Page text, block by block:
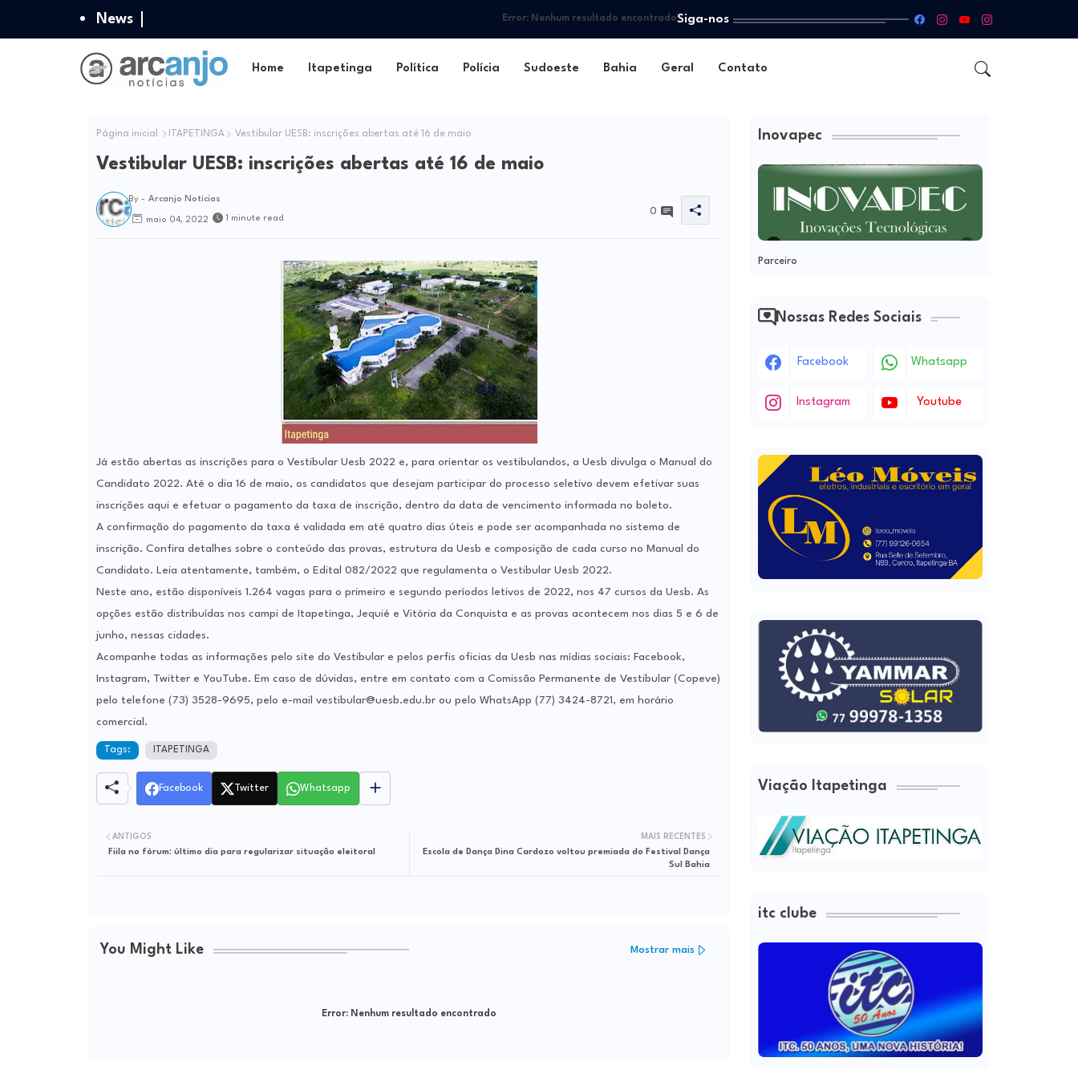
News Error:Nenhum resultado encontradoSiga-nos
Home Itapetinga Política Polícia Sudoeste Bahia Geral Contato
Página inicial ITAPETINGA Vestibular UESB: inscrições abertas até 16 de maio
Vestibular UESB: inscrições abertas até 16 de maio
By - Arcanjo Notícias
maio 04, 2022 1 minute read
0
Já estão abertas as inscrições para o Vestibular Uesb 2022 e, para orientar os vestibulandos, a Uesb divulga o Manual do
Candidato 2022. Até o dia 16 de maio, os candidatos que desejam participar do processo seletivo devem efetivar suas
inscrições aqui e efetuar o pagamento da taxa de inscrição, dentro da data de vencimento informada no boleto.
A confirmação do pagamento da taxa é validada em até quatro dias úteis e pode ser acompanhada no sistema de
inscrição. Confira detalhes sobre o conteúdo das provas, estrutura da Uesb e composição de cada curso no Manual do
Candidato. Leia atentamente, também, o Edital 082/2022 que regulamenta o Vestibular Uesb 2022.
Neste ano, estão disponíveis 1.264 vagas para o primeiro e segundo períodos letivos de 2022, nos 47 cursos da Uesb. As
opções estão distribuídas nos campi de Itapetinga, Jequié e Vitória da Conquista e as provas acontecem nos dias 5 e 6 de
junho, nessas cidades.
Acompanhe todas as informações pelo site do Vestibular e pelos perfis oficias da Uesb nas mídias sociais: Facebook,
Instagram, Twitter e YouTube. Em caso de dúvidas, entre em contato com a Comissão Permanente de Vestibular (Copeve)
pelo telefone (73) 3528-9695, pelo e-mail vestibular@uesb.edu.br ou pelo WhatsApp (77) 3424-8721, em horário
comercial.
Tags: ITAPETINGA
Facebook Twitter Whatsapp
MAIS RECENTES
Escola de Dança Dina Cardozo voltou premiada do Festival Dança
Sul Bahia
ANTIGOS
Fiila no fórum: último dia para regularizar situação eleitoral
You Might Like Mostrar mais
Error:Nenhum resultado encontrado
Inovapec
Parceiro
Nossas Redes Sociais
Facebook Whatsapp
Instagram Youtube
Viação Itapetinga
itc clube